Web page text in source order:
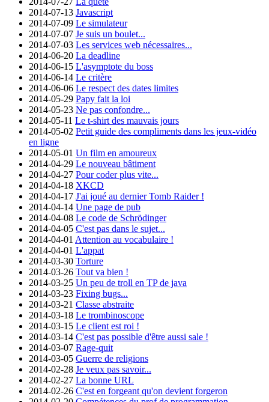
2014-07-13 Javascript
2014-07-09 Le simulateur
2014-07-07 Je suis un boulet...
2014-07-03 Les services web nécessaires...
2014-06-20 La deadline
2014-06-15 L'asymptote du boss
2014-06-14 Le critère
2014-06-06 Le respect des dates limites
2014-05-29 Papy fait la loi
2014-05-23 Ne pas confondre...
2014-05-11 Le t-shirt des mauvais jours
2014-05-02 Petit guide des compliments dans les jeux-vidéo
en ligne
2014-05-01 Un film en amoureux
2014-04-29 Le nouveau bâtiment
2014-04-27 Pour coder plus vite...
2014-04-18 XKCD
2014-04-17 J'ai joué au dernier Tomb Raider !
2014-04-14 Une page de pub
2014-04-08 Le code de Schrödinger
2014-04-05 C'est pas dans le sujet...
2014-04-01 Attention au vocabulaire !
2014-04-01 L'appat
2014-03-30 Torture
2014-03-26 Tout va bien !
2014-03-25 Un peu de troll en TP de java
2014-03-23 Fixing bugs...
2014-03-21 Classe abstraite
2014-03-18 Le trombinoscope
2014-03-15 Le client est roi !
2014-03-14 C'est pas possible d'être aussi sale !
2014-03-07 Rage-quit
2014-03-05 Guerre de religions
2014-02-28 Je veux pas savoir...
2014-02-27 La bonne URL
2014-02-26 C'est en forgeant qu'on devient forgeron